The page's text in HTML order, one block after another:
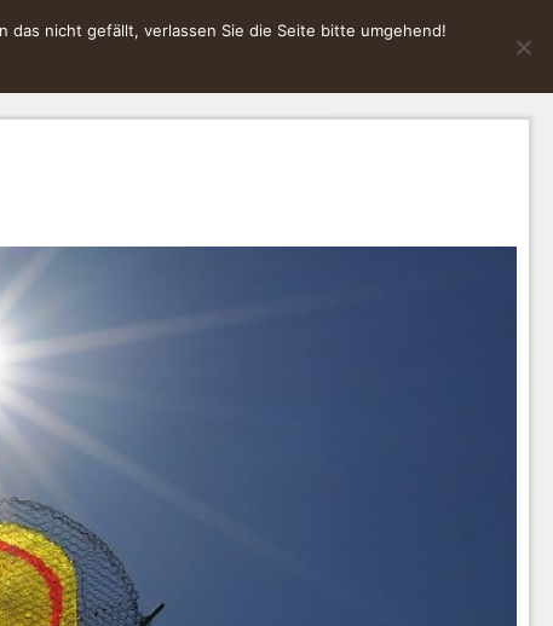
das nicht gefällt, verlassen Sie die Seite bitte umgehend!